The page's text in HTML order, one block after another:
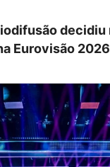
Eurovisão